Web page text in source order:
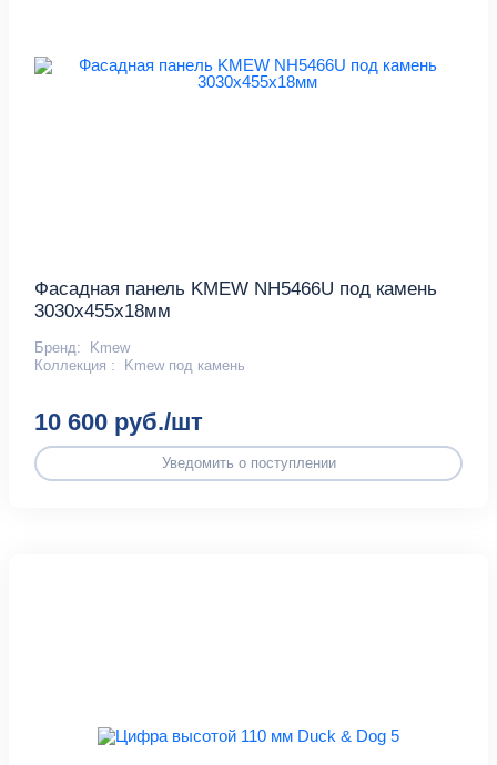
Фасадная панель KMEW NH5466U под камень
3030х455х18мм
Бренд:
Kmew
Коллекция :
Kmew под камень
10 600 руб./шт
Уведомить о поступлении